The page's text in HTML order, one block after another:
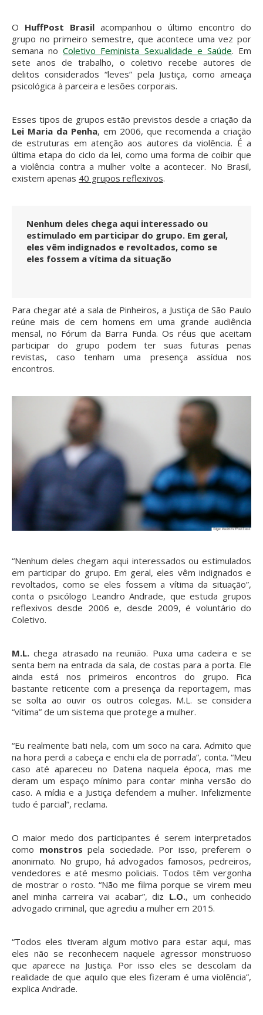
O HuffPost Brasilacompanhou o último encontro do
grupo no primeiro semestre, que acontece uma vez por
semana noColetivo Feminista Sexualidade e Saúde. Em
sete anos de trabalho, o coletivo recebe autores de
delitos considerados “leves” pela Justiça, como ameaça
psicológica à parceira e lesões corporais.
Esses tipos de grupos estão previstos desde a criação da
Lei Maria da Penha, em 2006, que recomenda a criação
de estruturas em atenção aos autores da violência. É a
última etapa do ciclo da lei, como uma forma de coibir que
a violência contra a mulher volte a acontecer. No Brasil,
existem apenas 40 grupos reflexivos.
Nenhum deles chega aqui interessado ou
estimulado em participar do grupo. Em geral,
eles vêm indignados e revoltados, como se
eles fossem a vítima da situação
Para chegar até a sala de Pinheiros, a Justiça de São Paulo
reúne mais de cem homens em uma grande audiência
mensal, no Fórum da Barra Funda. Os réus que aceitam
participar do grupo podem ter suas futuras penas
revistas, caso tenham uma presença assídua nos
encontros.
“Nenhum deles chegam aqui interessados ou estimulados
em participar do grupo. Em geral, eles vêm indignados e
revoltados, como se eles fossem a vítima da situação”,
conta o psicólogo Leandro Andrade, que estuda grupos
reflexivos desde 2006 e, desde 2009, é voluntário do
Coletivo.
M.L. chega atrasado na reunião. Puxa uma cadeira e se
senta bem na entrada da sala, de costas para a porta. Ele
ainda está nos primeiros encontros do grupo. Fica
bastante reticente com a presença da reportagem, mas
se solta ao ouvir os outros colegas. M.L. se considera
“vítima” de um sistema que protege a mulher.
“Eu realmente bati nela, com um soco na cara. Admito que
na hora perdi a cabeça e enchi ela de porrada”, conta. “Meu
caso até apareceu no Datena naquela época, mas me
deram um espaço mínimo para contar minha versão do
caso. A mídia e a Justiça defendem a mulher. Infelizmente
tudo é parcial”, reclama.
O maior medo dos participantes é serem interpretados
como monstros pela sociedade. Por isso, preferem o
anonimato. No grupo, há advogados famosos, pedreiros,
vendedores e até mesmo policiais. Todos têm vergonha
de mostrar o rosto. “Não me filma porque se virem meu
anel minha carreira vai acabar”, diz L.O., um conhecido
advogado criminal, que agrediu a mulher em 2015.
“Todos eles tiveram algum motivo para estar aqui, mas
eles não se reconhecem naquele agressor monstruoso
que aparece na Justiça. Por isso eles se descolam da
realidade de que aquilo que eles fizeram é uma violência”,
explica Andrade.